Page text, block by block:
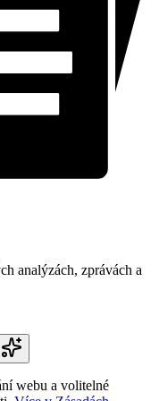
analýzách, zprávách a
webu a volitelné